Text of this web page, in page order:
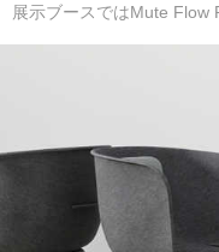
展示ブースではMute Flow